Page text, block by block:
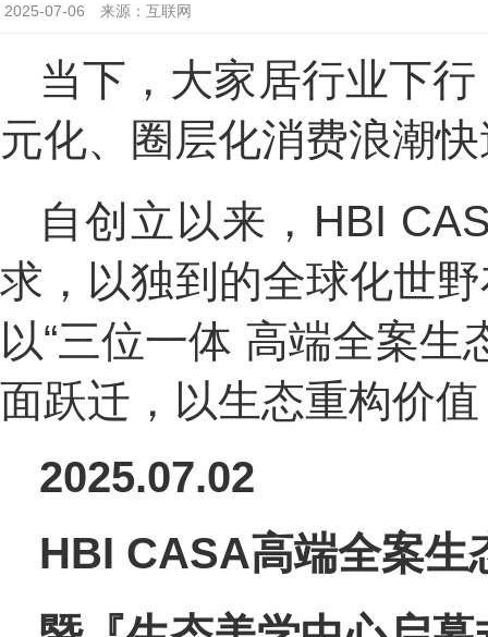
2025-07-06 来源：互联网
当下，大家居行业下
元化、圈层化消费浪潮
自创立以来，HBI
求，以独到的全球化世
以“三位一体 高端全案
面跃迁，以生态重构价
2025.07.02
HBI CASA高端全案生